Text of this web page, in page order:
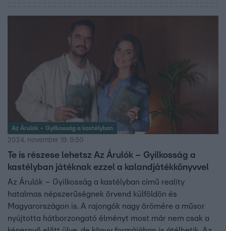
Az Árulók – Gyilkosság a kastélyban
2024. november 19. 9:50
Te is részese lehetsz Az Árulók – Gyilkosság a
kastélyban játéknak ezzel a kalandjátékkönyvvel
Az Árulók – Gyilkosság a kastélyban című reality
hatalmas népszerűségnek örvend külföldön és
Magyarországon is. A rajongók nagy örömére a műsor
nyújtotta hátborzongató élményt most már nem csak a